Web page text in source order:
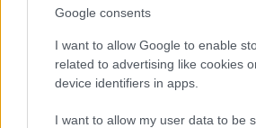
Google consents
I want to allow Google to enable
related to advertising like cookies
device identifiers in apps.
I want to allow my user data to be
Kréta északkeleti csücskénél fekvő
szigetet. Itt megfordulnak, és
útvonalon, amelyen jöttek,
tengerről, majd délután egy
mérföldre nyugatra
visszatérnek támaszpontjaikra.